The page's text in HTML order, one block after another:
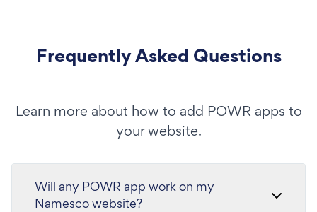
Frequently Asked Questions
Learn more about how to add POWR apps to
your website.
Will any POWR app work on my
Namesco website?